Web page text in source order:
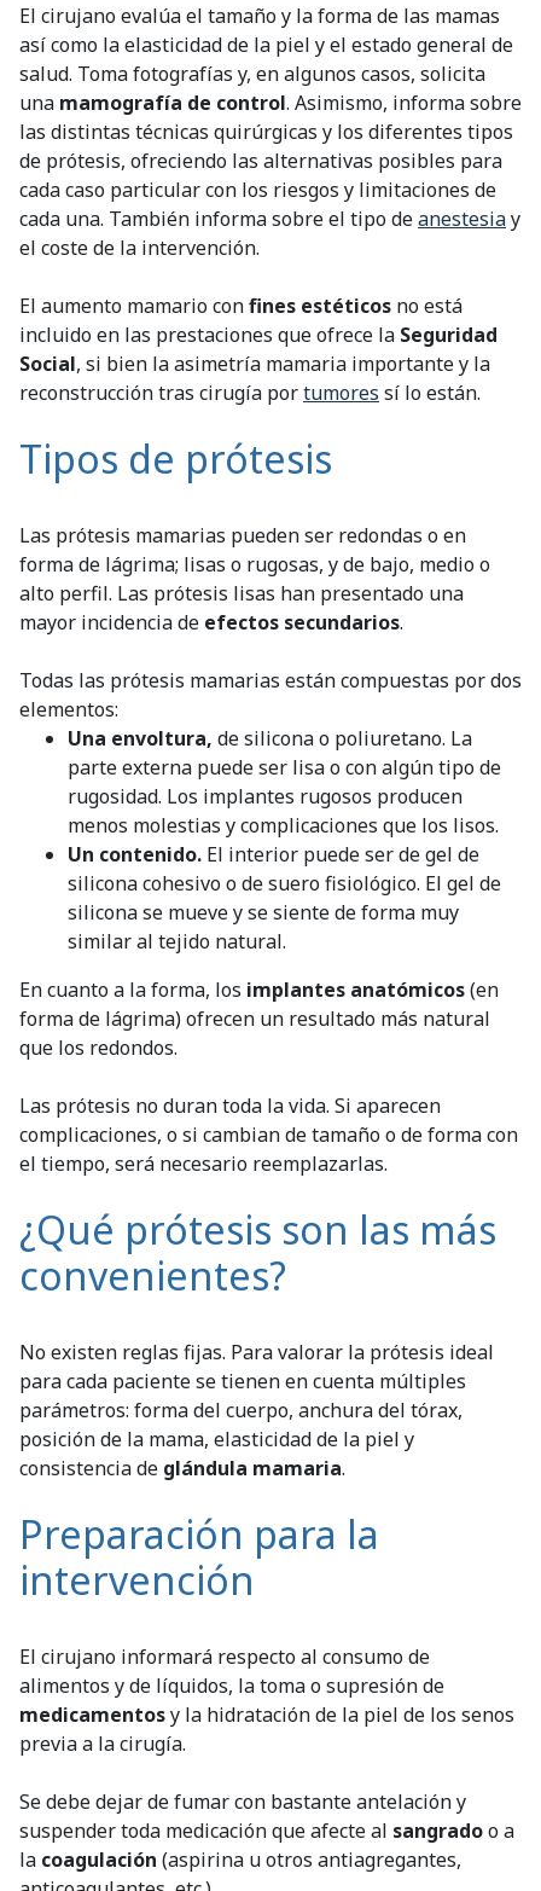
El cirujano evalúa el tamaño y la forma de las mamas
así como la elasticidad de la piel y el estado general de
salud. Toma fotografías y, en algunos casos, solicita
una mamografía de control. Asimismo, informa sobre
las distintas técnicas quirúrgicas y los diferentes tipos
de prótesis, ofreciendo las alternativas posibles para
cada caso particular con los riesgos y limitaciones de
cada una. También informa sobre el tipo deanestesiay
el coste de la intervención.
El aumento mamario confines estéticos no está
incluido en las prestaciones que ofrece la Seguridad
Social, si bien la asimetría mamaria importante y la
reconstrucción tras cirugía portumores sí lo están.
Tipos de prótesis
Las prótesis mamarias pueden ser redondas o en
forma de lágrima; lisas o rugosas, y de bajo, medio o
alto perfil. Las prótesis lisas han presentado una
mayor incidencia de efectos secundarios.
Todas las prótesis mamarias están compuestas por dos
elementos:
Una envoltura, de silicona o poliuretano. La
parte externa puede ser lisa o con algún tipo de
rugosidad. Los implantes rugosos producen
menos molestias y complicaciones que los lisos.
Un contenido. El interior puede ser de gel de
silicona cohesivo o de suero fisiológico. El gel de
silicona se mueve y se siente de forma muy
similar al tejido natural.
En cuanto a la forma, los implantes anatómicos(en
forma de lágrima) ofrecen un resultado más natural
que los redondos.
Las prótesis no duran toda la vida. Si aparecen
complicaciones, o si cambian de tamaño o de forma con
el tiempo, será necesario reemplazarlas.
¿Qué prótesis son las más
convenientes?
No existen reglas fijas. Para valorar la prótesis ideal
para cada paciente se tienen en cuenta múltiples
parámetros: forma del cuerpo, anchura del tórax,
posición de la mama, elasticidad de la piel y
consistencia de glándula mamaria.
Preparación para la
intervención
El cirujano informará respecto al consumo de
alimentos y de líquidos, la toma o supresión de
medicamentosy la hidratación de la piel de los senos
previa a la cirugía.
Se debe dejar de fumar con bastante antelación y
suspender toda medicación que afecte al sangradoo a
la coagulación (aspirina u otros antiagregantes,